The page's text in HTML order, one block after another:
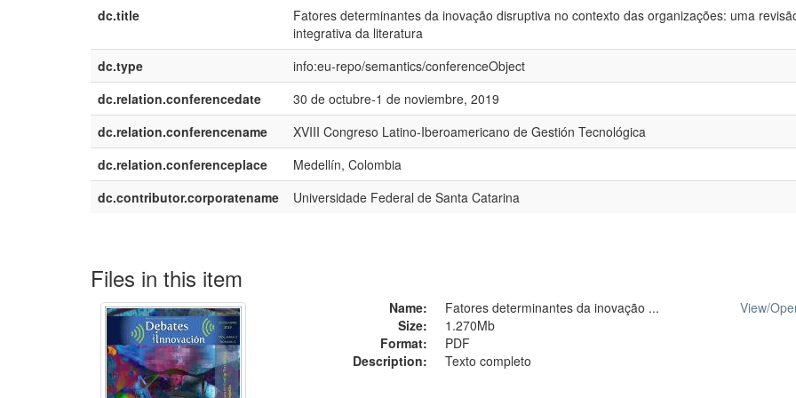
dc.title
Fatores determinantes da inovação disruptiva no contexto das organizações: uma
integrativa da literatura
dc.type
info:eu-repo/semantics/conferenceObject
dc.relation.conferencedate
30 de octubre-1 de noviembre, 2019
dc.relation.conferencename
XVIII Congreso Latino-Iberoamericano de Gestión Tecnológica
dc.relation.conferenceplace
Medellín, Colombia
dc.contributor.corporatename
Universidade Federal de Santa Catarina
Files in this item
Name:
Fatores determinantes da inovação ...
Size:
1.270Mb
Format:
PDF
Description:
Texto completo
View/